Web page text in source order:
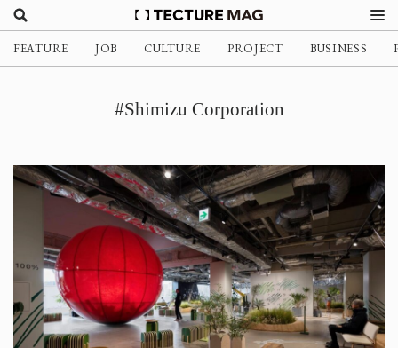
FEATURE JOB CULTURE PROJECT BUSINESS
#Shimizu Corporation